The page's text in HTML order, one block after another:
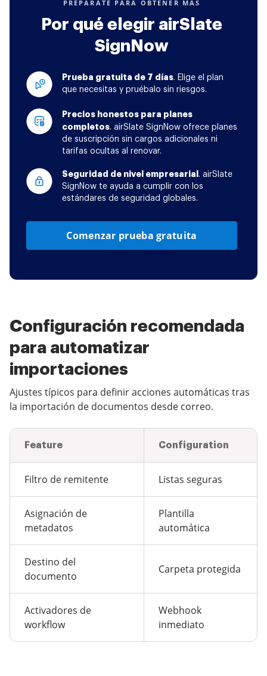
PREPÁRATE PARA OBTENER MÁS
Por qué elegir airSlate
SignNow
Prueba gratuita de 7 días. Elige el plan
que necesitas y pruébalo sin riesgos.
Precios honestos para planes
completos. airSlate SignNow ofrece planes
de suscripción sin cargos adicionales ni
tarifas ocultas al renovar.
Seguridad de nivel empresarial . airSlate
SignNow te ayuda a cumplir con los
estándares de seguridad globales.
Comenzar prueba gratuita
Configuración recomendada
para automatizar
importaciones
Ajustes típicos para definir acciones automáticas tras
la importación de documentos desde correo.
Feature Configuration
Filtro de remitente Listas seguras
Asignación de
metadatos
Plantilla
automática
Destino del
documento
Carpeta protegida
Activadores de
workflow
Webhook
inmediato